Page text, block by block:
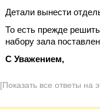
Детали вынести
То есть прежде
набору зала
С Уважением,
[Показать все ответы на